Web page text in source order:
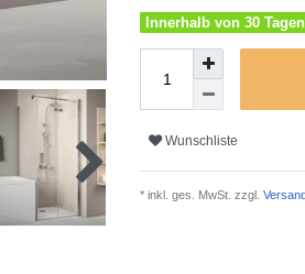
Innerhalb von 30
Wunschliste
* inkl. ges. MwSt. zzgl.